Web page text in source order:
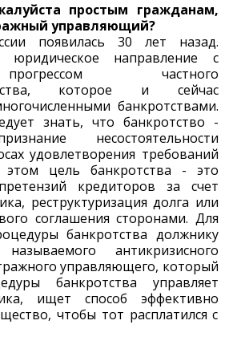
простым гражданам,
управляющий?
появилась 30 лет назад.
юридическое направление с
частного
которое и сейчас
банкротствами.
знать, что банкротство -
несостоятельности
удовлетворения требований
этом цель банкротства - это
кредиторов за счет
реструктуризация долга или
соглашения сторонами. Для
банкротства должнику
антикризисного
управляющего, который
банкротства управляет
ищет способ эффективно
чтобы тот расплатился с